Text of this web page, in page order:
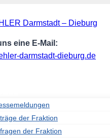
eine E-Mail:
darmstadt-dieburg.de
der Fraktion
der Fraktion